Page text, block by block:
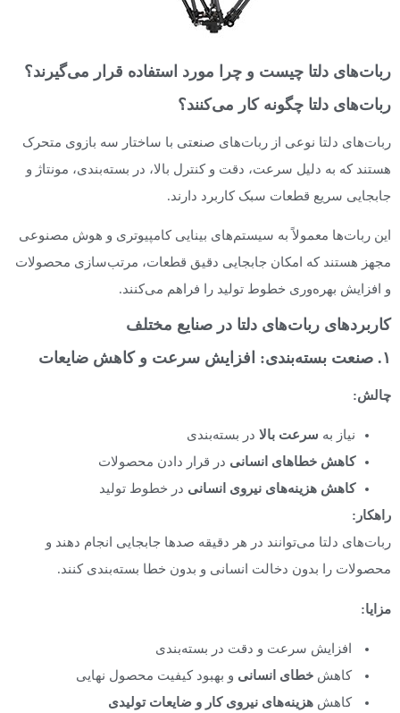
ربات‌های دلتا چیست و چرا مورد استفاده قرار می‌گیرند؟
ربات‌های دلتا چگونه کار می‌کنند؟
ربات‌های دلتا نوعی از ربات‌های صنعتی با ساختار سه‌ بازوی متحرک
هستند که به دلیل سرعت، دقت و کنترل بالا، در بسته‌بندی، مونتاژ و
جابجایی سریع قطعات سبک کاربرد دارند.
این ربات‌ها معمولاً به سیستم‌های بینایی کامپیوتری و هوش مصنوعی
مجهز هستند که امکان جابجایی دقیق قطعات، مرتب‌سازی محصولات
و افزایش بهره‌وری خطوط تولید را فراهم می‌کنند.
کاربردهای ربات‌های دلتا در صنایع مختلف
۱. صنعت بسته‌بندی: افزایش سرعت و کاهش ضایعات
چالش:
نیاز به سرعت بالا در بسته‌بندی
کاهش خطاهای انسانی در قرار دادن محصولات
کاهش هزینه‌های نیروی انسانی در خطوط تولید
راهکار:
ربات‌های دلتا می‌توانند در هر دقیقه صدها جابجایی انجام دهند و
محصولات را بدون دخالت انسانی و بدون خطا بسته‌بندی کنند.
مزایا:
افزایش سرعت و دقت در بسته‌بندی
کاهش خطای انسانی و بهبود کیفیت محصول نهایی
کاهش هزینه‌های نیروی کار و ضایعات تولیدی